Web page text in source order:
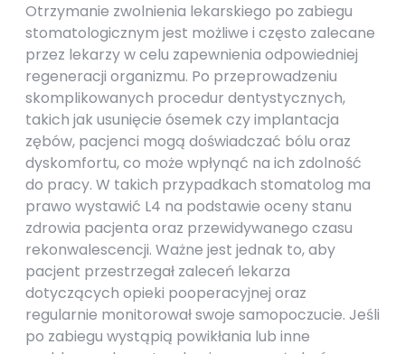
Otrzymanie zwolnienia lekarskiego po zabiegu
stomatologicznym jest możliwe i często zalecane
przez lekarzy w celu zapewnienia odpowiedniej
regeneracji organizmu. Po przeprowadzeniu
skomplikowanych procedur dentystycznych,
takich jak usunięcie ósemek czy implantacja
zębów, pacjenci mogą doświadczać bólu oraz
dyskomfortu, co może wpłynąć na ich zdolność
do pracy. W takich przypadkach stomatolog ma
prawo wystawić L4 na podstawie oceny stanu
zdrowia pacjenta oraz przewidywanego czasu
rekonwalescencji. Ważne jest jednak to, aby
pacjent przestrzegał zaleceń lekarza
dotyczących opieki pooperacyjnej oraz
regularnie monitorował swoje samopoczucie. Jeśli
po zabiegu wystąpią powikłania lub inne